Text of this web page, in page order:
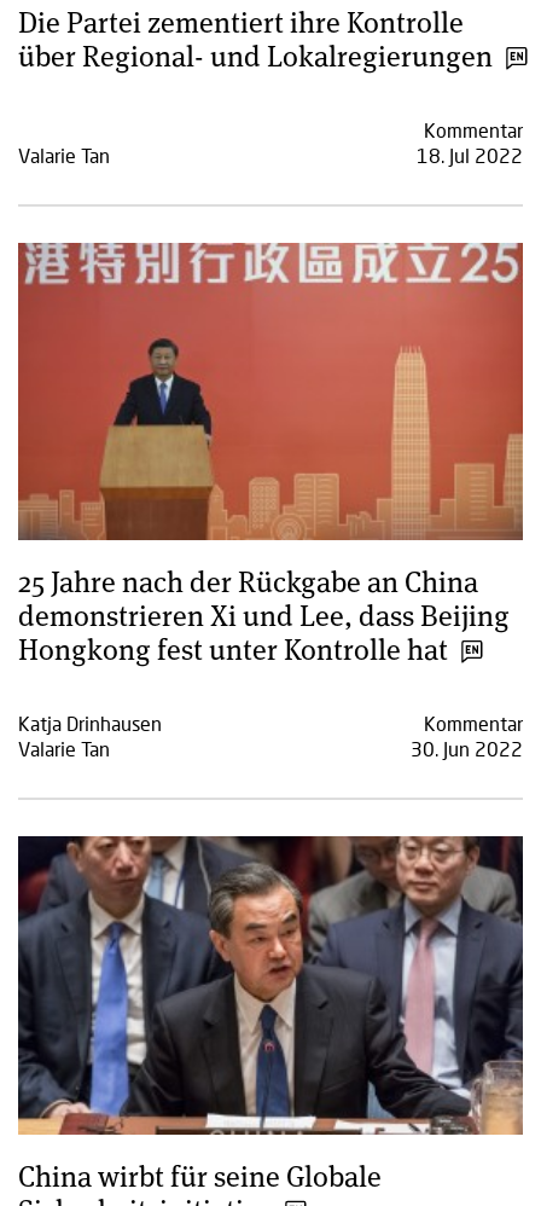
Die Partei zementiert ihre Kontrolle
über Regional- und Lokalregierungen
Valarie Tan
Kommentar
18. Jul 2022
25 Jahre nach der Rückgabe an China
demonstrieren Xi und Lee, dass Beijing
Hongkong fest unter Kontrolle hat
Katja Drinhausen
Valarie Tan
Kommentar
30. Jun 2022
China wirbt für seine Globale